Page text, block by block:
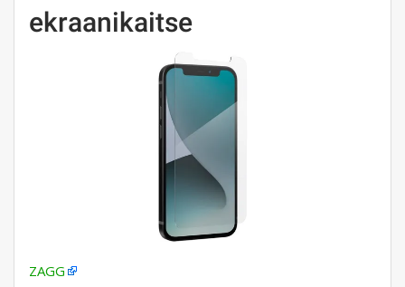
ekraanikaitse
ZAGG